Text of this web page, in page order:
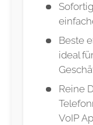
Beste
ideal
Reine
VoIP